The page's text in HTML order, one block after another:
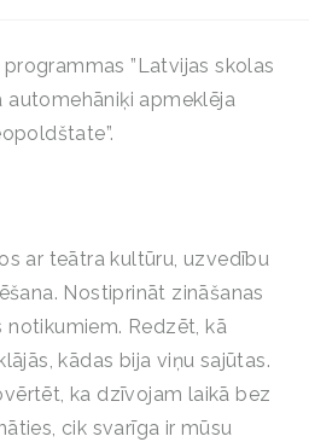
”Latvijas skolas
automehāniķi apmeklēja
ar teātra kultūru, uzvedību
Nostiprināt zināšanas
Redzēt, kā
kādas bija viņu sajūtas.
ka dzīvojam laikā bez
cik svarīga ir mūsu